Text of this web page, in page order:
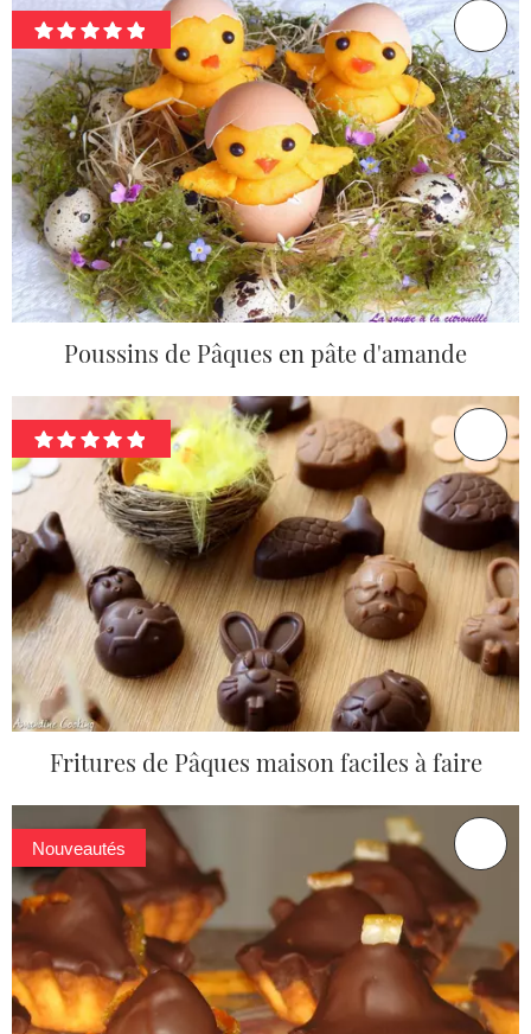
Poussins de Pâques en pâte d'amande
Fritures de Pâques maison faciles à faire
Nouveautés